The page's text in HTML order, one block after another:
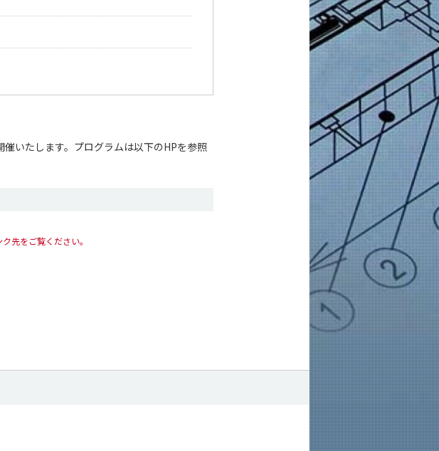
いたします。プログラムは以下のHPを参照
先をご覧ください。